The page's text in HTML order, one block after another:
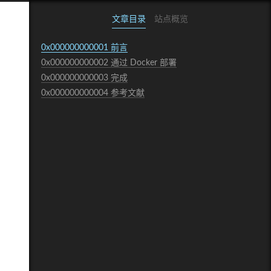
文章目录 站点概览
0x000000000001 前言
0x000000000002 通过 Docker 部署
0x000000000003 完成
0x000000000004 参考文献